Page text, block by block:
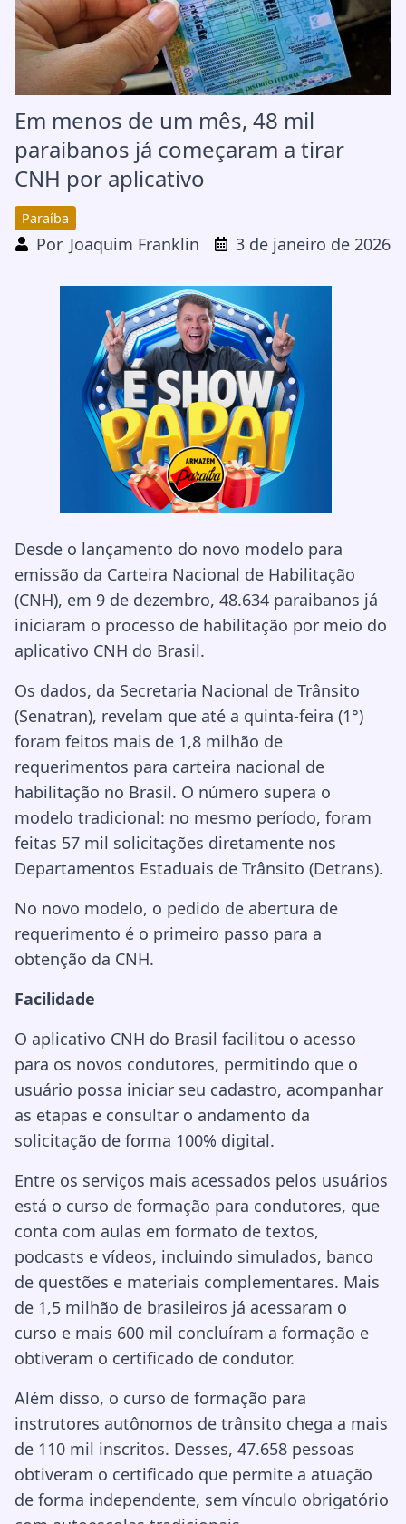
Em menos de um mês, 48 mil
paraibanos já começaram a tirar
CNH por aplicativo
Paraíba
Por Joaquim Franklin 3 de janeiro de 2026
Desde o lançamento do novo modelo para
emissão da Carteira Nacional de Habilitação
(CNH), em 9 de dezembro, 48.634 paraibanos já
iniciaram o processo de habilitação por meio do
aplicativo CNH do Brasil.
Os dados, da Secretaria Nacional de Trânsito
(Senatran), revelam que até a quinta-feira (1°)
foram feitos mais de 1,8 milhão de
requerimentos para carteira nacional de
habilitação no Brasil. O número supera o
modelo tradicional: no mesmo período, foram
feitas 57 mil solicitações diretamente nos
Departamentos Estaduais de Trânsito (Detrans).
No novo modelo, o pedido de abertura de
requerimento é o primeiro passo para a
obtenção da CNH.
Facilidade
O aplicativo CNH do Brasil facilitou o acesso
para os novos condutores, permitindo que o
usuário possa iniciar seu cadastro, acompanhar
as etapas e consultar o andamento da
solicitação de forma 100% digital.
Entre os serviços mais acessados pelos usuários
está o curso de formação para condutores, que
conta com aulas em formato de textos,
podcasts e vídeos, incluindo simulados, banco
de questões e materiais complementares. Mais
de 1,5 milhão de brasileiros já acessaram o
curso e mais 600 mil concluíram a formação e
obtiveram o certificado de condutor.
Além disso, o curso de formação para
instrutores autônomos de trânsito chega a mais
de 110 mil inscritos. Desses, 47.658 pessoas
obtiveram o certificado que permite a atuação
de forma independente, sem vínculo obrigatório